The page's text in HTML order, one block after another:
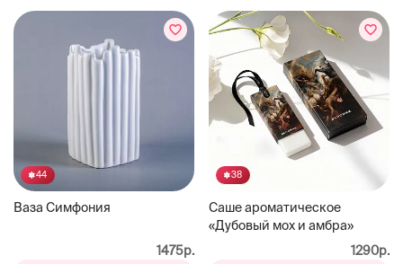
44
Ваза Симфония
1475р.
38
Саше ароматическое
«Дубовый мох и амбра»
1290р.